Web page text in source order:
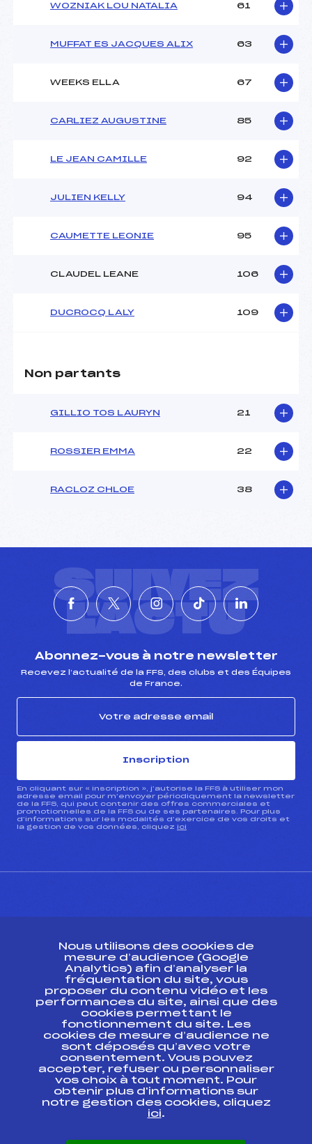
WOZNIAK LOU NATALIA 61
MUFFAT ES JACQUES ALIX 63
WEEKS ELLA 67
CARLIEZ AUGUSTINE 85
LE JEAN CAMILLE 92
JULIEN KELLY 94
CAUMETTE LEONIE 95
CLAUDEL LEANE 106
DUCROCQ LALY 109
Non partants
GILLIO TOS LAURYN 21
ROSSIER EMMA 22
RACLOZ CHLOE 38
SUIVEZ
L'ACTU
Abonnez-vous à notre newsletter
Recevez l’actualité de la FFS, des clubs et des Équipes
de France.
Inscription
En cliquant sur « inscription », j’autorise la FFS à utiliser mon
adresse email pour m’envoyer périodiquement la newsletter
de la FFS, qui peut contenir des offres commerciales et
promotionnelles de la FFS ou de ses partenaires. Pour plus
d’informations sur les modalités d’exercice de vos droits et
la gestion de vos données, cliquez ici
Ressources
Pass’Neige
Projet sportif fédéral
Projet de performance fédéral
Antidopage
Pôle Développement, Formation, Suivi
Scientifique
Listes ministérielles
Pôle vie de l’athlète
Enseignement professionnel
Nous utilisons des cookies de
mesure d’audience (Google
Analytics) afin d’analyser la
fréquentation du site, vous
proposer du contenu vidéo et les
performances du site, ainsi que des
cookies permettant le
fonctionnement du site. Les
cookies de mesure d’audience ne
sont déposés qu’avec votre
consentement. Vous pouvez
accepter, refuser ou personnaliser
vos choix à tout moment. Pour
obtenir plus d'informations sur
notre gestion des cookies, cliquez
ici.